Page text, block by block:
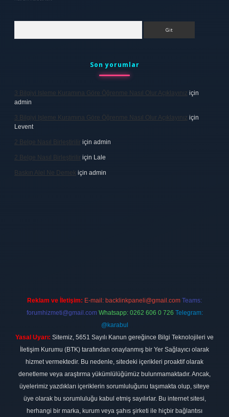
Son yorumlar
3 Bilgiyi Işleme Kuramına Göre Öğrenme Nasıl Olur Açıklayınız için
admin
3 Bilgiyi Işleme Kuramına Göre Öğrenme Nasıl Olur Açıklayınız için
Levent
2 Belge Nasıl Birleştirilir için admin
2 Belge Nasıl Birleştirilir için Lale
Baskın Alel Ne Demek için admin
Reklam ve İletişim: E-mail: backlinkpaneli@gmail.com Teams:
forumhizmeti@gmail.com Whatsapp: 0262 606 0 726 Telegram:
@karabul
Yasal Uyarı: Sitemiz, 5651 Sayılı Kanun gereğince Bilgi Teknolojileri ve
İletişim Kurumu (BTK) tarafından onaylanmış bir Yer Sağlayıcı olarak
hizmet vermektedir. Bu nedenle, sitedeki içerikleri proaktif olarak
denetleme veya araştırma yükümlülüğümüz bulunmamaktadır. Ancak,
üyelerimiz yazdıkları içeriklerin sorumluluğunu taşımakta olup, siteye
üye olarak bu sorumluluğu kabul etmiş sayılırlar. Bu internet sitesi,
herhangi bir marka, kurum veya şahıs şirketi ile hiçbir bağlantısı